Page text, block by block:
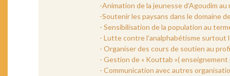
-Animation de la jeunesse d’Agoudim
-Soutenir les paysans dans le domaine
- Sensibilisation de la population au
- Lutte contre l’analphabétisme surtout
- Organiser des cours de soutien au
- Gestion de « Kouttab »( enseignement
- Communication avec autres